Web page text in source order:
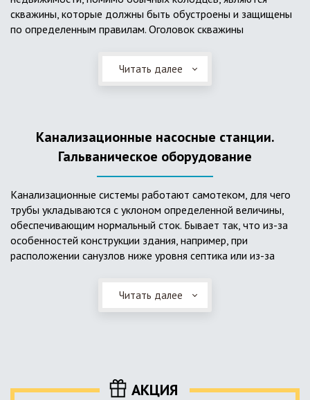
скважины, которые должны быть обустроены и защищены
по определенным правилам. Оголовок скважины
и автоматикой. Все это оборудование способно
подвергаться загрязнению атмосферными и
его работу в нормальном режиме. Лучшим способом
защиты оборудования является устройство герметичной
камеры или кессона, который не только защищает оголовок
скважины от негативных воздействий, но и обеспечивает
удобные условия для обслуживания в любой период года.
Кессон может быть выполнен из обычных железобетонных
колец, но только при отсутствии высокого уровня
подземных вод, так как в этом случае затруднительно
обеспечить требуемую герметичность. Если имеется
достаточную герметичность, недорогие, легко
Читать далее
Канализационные насосные станции.
Гальваническое оборудование
Канализационные системы работают самотеком, для чего
трубы укладываются с уклоном определенной величины,
обеспечивающим нормальный сток. Бывает так, что из-за
особенностей конструкции здания, например, при
расположении санузлов ниже уровня септика или из-за
Единственное решение в таком случае – это
использование КНС – канализационной насосной станции.
до выгребной ямы, септика или станции ГБО.
Читать далее
АКЦИЯ